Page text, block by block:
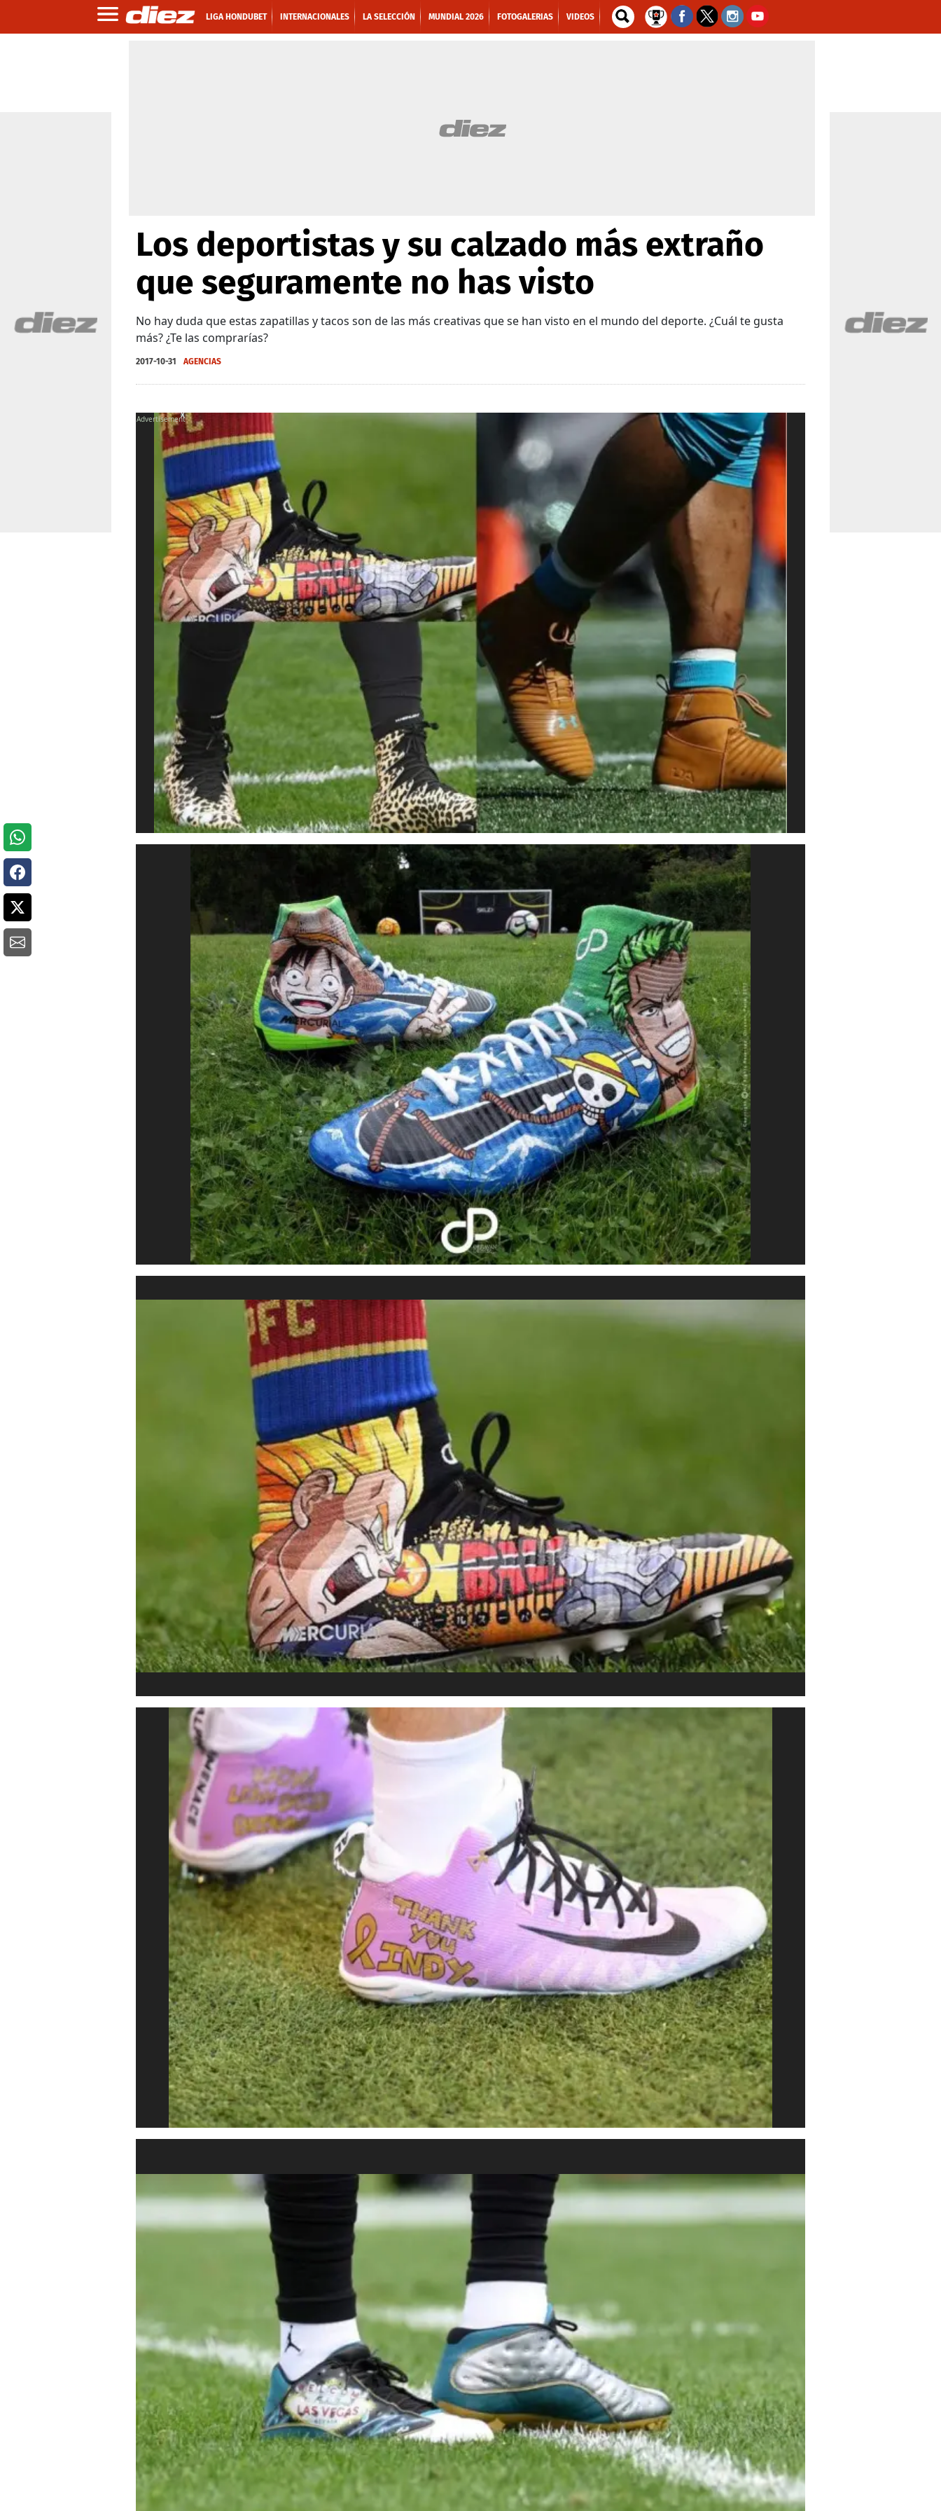
LIGA HONDUBET INTERNACIONALES LA SELECCIÓN MUNDIAL 2026 FOTOGALERIAS VIDEOS
Los deportistas y su calzado más extraño
que seguramente no has visto
No hay duda que estas zapatillas y tacos son de las más creativas que se han visto en el mundo del deporte. ¿Cuál te gusta
más? ¿Te las comprarías?
2017-10-31 AGENCIAS
X